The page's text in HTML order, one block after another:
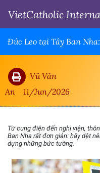
VietCatholic
Đức Leo tại Tây Ban
Vũ Văn
An
11/Jun/2026
Từ cung điện đến nghị viện,
Ban Nha rất đơn giản: hãy dệt
dựng những bức tường.